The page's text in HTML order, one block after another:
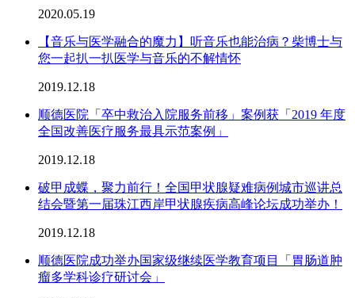
2020.05.19
【音乐与医学融合的魔力】听音乐也能治病？柴博士与
您一起扒一扒医学与音乐的不解情怀
2019.12.18
顺德医院「卒中救治入院服务前移」案例获「2019 年度
全国改善医疗服务最具示范案例」
2019.12.18
破甲成蝶，聚力前行！全国甲状腺疑难病例城市巡讲总
结会暨第一届珠江西岸甲状腺疾病高峰论坛成功举办！
2019.12.18
顺德医院成功举办国家级继续医学教育项目「胃肠道肿
瘤多学科诊疗研讨会」